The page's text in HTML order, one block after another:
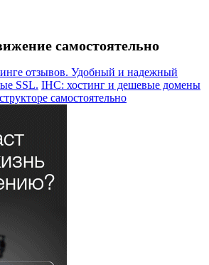
самостоятельно
отзывов. Удобный и надежный
SSL. IHC: хостинг и дешевые домены
самостоятельно